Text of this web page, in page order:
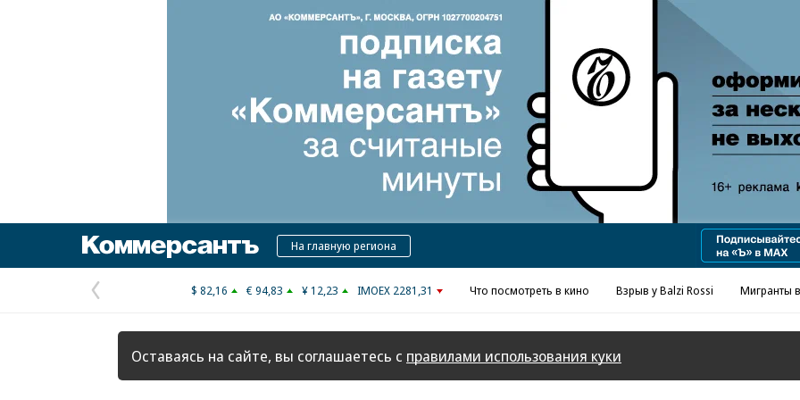
Реклама в «Ъ» www.kommersant.ru/ad
КоммерсантъНа главную региона
Предыдущая
страница
$ 82,16 € 94,83 ¥ 12,23 IMOEX 2281,31 Что посмотреть в кино Взрыв у Balzi Rossi Мигранты
Оставаясь на сайте, вы соглашаетесь с правилами использования куки